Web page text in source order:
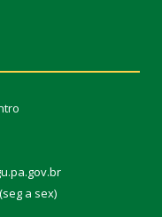
a sex)